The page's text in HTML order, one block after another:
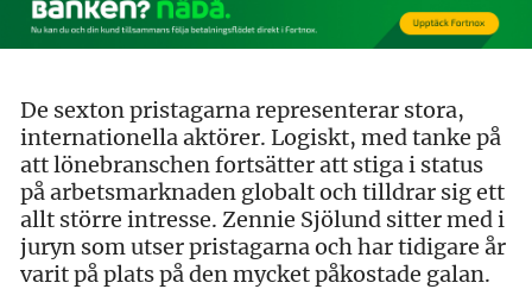
De sexton pristagarna representerar stora,
internationella aktörer. Logiskt, med tanke på
att lönebranschen fortsätter att stiga i status
på arbetsmarknaden globalt och tilldrar sig ett
allt större intresse. Zennie Sjölund sitter med i
juryn som utser pristagarna och har tidigare år
varit på plats på den mycket påkostade galan.